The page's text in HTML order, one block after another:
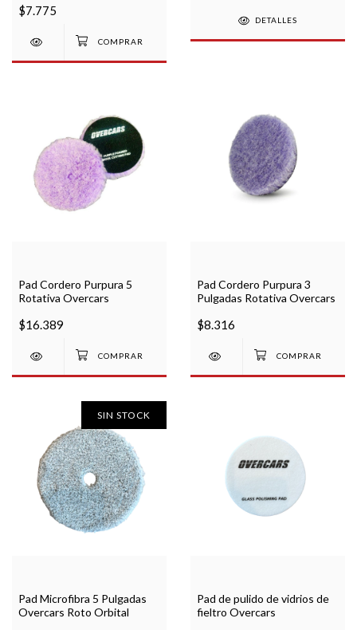
$7.775
DETALLES
Pad Cordero Purpura 5
Rotativa Overcars
$16.389
Pad Cordero Purpura 3
Pulgadas Rotativa Overcars
$8.316
SIN STOCK
Pad Microfibra 5 Pulgadas
Overcars Roto Orbital
Pad de pulido de vidrios de
fieltro Overcars